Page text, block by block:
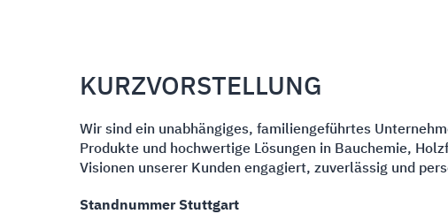
KURZVORSTELLUNG
Wir sind ein unabhängiges, familiengeführtes
Produkte und hochwertige Lösungen in Bauchemie,
Visionen unserer Kunden engagiert, zuverlässig und
Standnummer Stuttgart